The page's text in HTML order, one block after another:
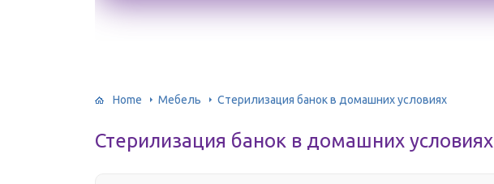
Home Мебель Стерилизация банок в домашних условиях
Стерилизация банок в домашних условиях